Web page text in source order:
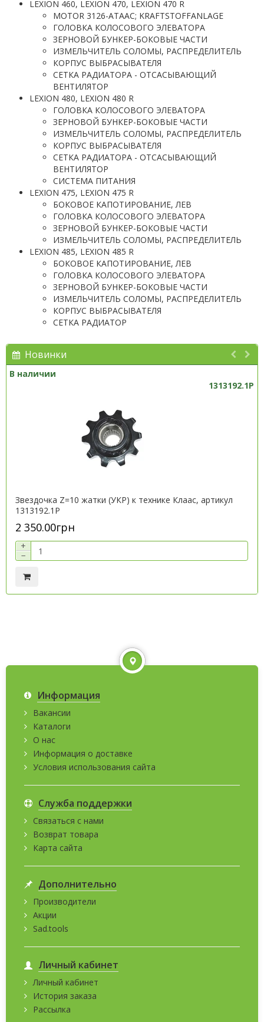
LEXION 460, LEXION 470, LEXION 470 R
MOTOR 3126-ATAAC; KRAFTSTOFFANLAGE
ГОЛОВКА КОЛОСОВОГО ЭЛЕВАТОРА
ЗЕРНОВОЙ БУНКЕР-БОКОВЫЕ ЧАСТИ
ИЗМЕЛЬЧИТЕЛЬ СОЛОМЫ, РАСПРЕДЕЛИТЕЛЬ
КОРПУС ВЫБРАСЫВАТЕЛЯ
СЕТКА РАДИАТОРА - ОТСАСЫВАЮЩИЙ
ВЕНТИЛЯТОР
LEXION 480, LEXION 480 R
ГОЛОВКА КОЛОСОВОГО ЭЛЕВАТОРА
ЗЕРНОВОЙ БУНКЕР-БОКОВЫЕ ЧАСТИ
ИЗМЕЛЬЧИТЕЛЬ СОЛОМЫ, РАСПРЕДЕЛИТЕЛЬ
КОРПУС ВЫБРАСЫВАТЕЛЯ
СЕТКА РАДИАТОРА - ОТСАСЫВАЮЩИЙ
ВЕНТИЛЯТОР
СИСТЕМА ПИТАНИЯ
LEXION 475, LEXION 475 R
БОКОВОЕ КАПОТИРОВАНИЕ, ЛЕВ
ГОЛОВКА КОЛОСОВОГО ЭЛЕВАТОРА
ЗЕРНОВОЙ БУНКЕР-БОКОВЫЕ ЧАСТИ
ИЗМЕЛЬЧИТЕЛЬ СОЛОМЫ, РАСПРЕДЕЛИТЕЛЬ
LEXION 485, LEXION 485 R
БОКОВОЕ КАПОТИРОВАНИЕ, ЛЕВ
ГОЛОВКА КОЛОСОВОГО ЭЛЕВАТОРА
ЗЕРНОВОЙ БУНКЕР-БОКОВЫЕ ЧАСТИ
ИЗМЕЛЬЧИТЕЛЬ СОЛОМЫ, РАСПРЕДЕЛИТЕЛЬ
КОРПУС ВЫБРАСЫВАТЕЛЯ
СЕТКА РАДИАТОР
Новинки
В наличии
1313192.1P
Звездочка Z=10 жатки (УКР) к технике Клаас, артикул
1313192.1P
2 350.00грн
+
−
Информация
Вакансии
Каталоги
О нас
Информация о доставке
Условия использования сайта
Служба поддержки
Связаться с нами
Возврат товара
Карта сайта
Дополнительно
Производители
Акции
Sad.tools
Личный кабинет
Личный кабинет
История заказа
Рассылка